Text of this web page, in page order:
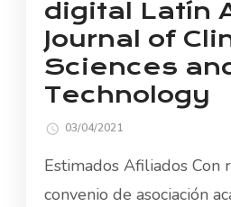
digital Latín
Journal of
Sciences
Technology
03/04/2021
Estimados Afiliados Con
convenio de asociación